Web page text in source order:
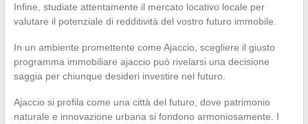
Infine, studiate attentamente il mercato locativo locale per
valutare il potenziale di redditività del vostro futuro immobile.
In un ambiente promettente come Ajaccio, scegliere il giusto
programma immobiliare ajaccio può rivelarsi una decisione
saggia per chiunque desideri investire nel futuro.
Ajaccio si profila come una città del futuro, dove patrimonio
naturale e innovazione urbana si fondono armoniosamente. I